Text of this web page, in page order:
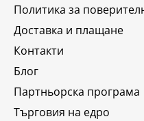
Политика за
Доставка и плащане
Контакти
Блог
Партньорска програма
Търговия на едро